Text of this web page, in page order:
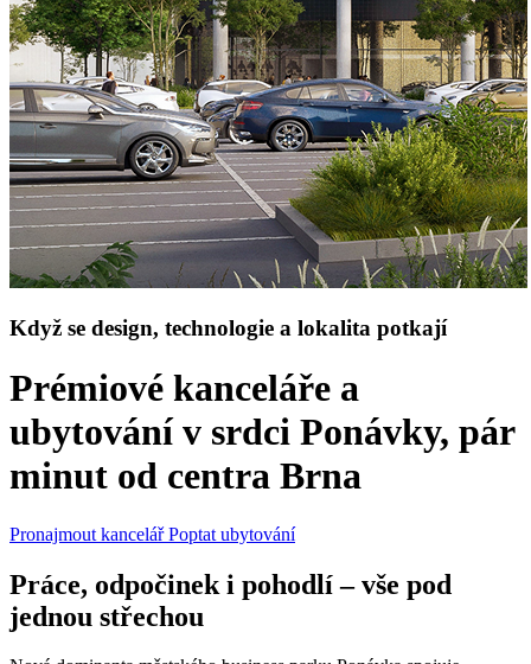
Když se design, technologie a lokalita potkají
Prémiové kanceláře a
ubytování v srdci Ponávky, pár
minut od centra Brna
Pronajmout kancelářPoptat ubytování
Práce, odpočinek i pohodlí – vše pod
jednou střechou